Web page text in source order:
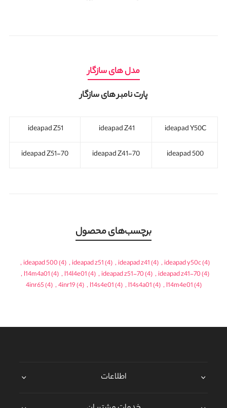
مدل های سازگار
پارت نامبر های سازگار
ideapad Y50C
ideapad Z41
ideapad Z51
ideapad 500
ideapad Z41-70
ideapad Z51-70
برچسب‌های محصول
ideapad y50c(4)
,
ideapad z41(4)
,
ideapad z51(4)
,
ideapad 500(4)
,
ideapad z41-70(4)
,
ideapad z51-70(4)
,
l14l4e01(4)
,
l14m4a01(4)
,
l14m4e01(4)
,
l14s4a01(4)
,
l14s4e01(4)
,
4inr19(4)
,
4inr65(4)
اطلاعات